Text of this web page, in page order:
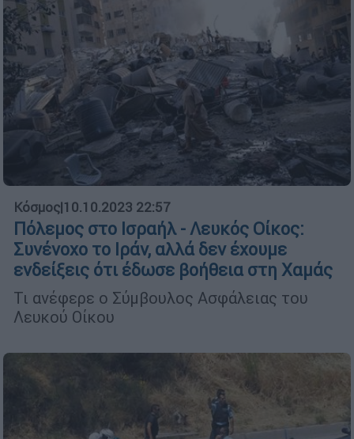
Κόσμος|10.10.2023 22:57
Πόλεμος στο Ισραήλ - Λευκός Οίκος:
Συνένοχο το Ιράν, αλλά δεν έχουμε
ενδείξεις ότι έδωσε βοήθεια στη Χαμάς
Τι ανέφερε ο Σύμβουλος Ασφάλειας του
Λευκού Οίκου